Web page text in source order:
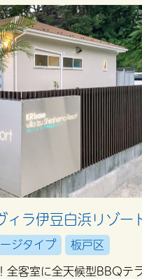
ィラ伊豆白浜リゾー
ジタイプ
板戸区
全客室に全天候型BBQテ